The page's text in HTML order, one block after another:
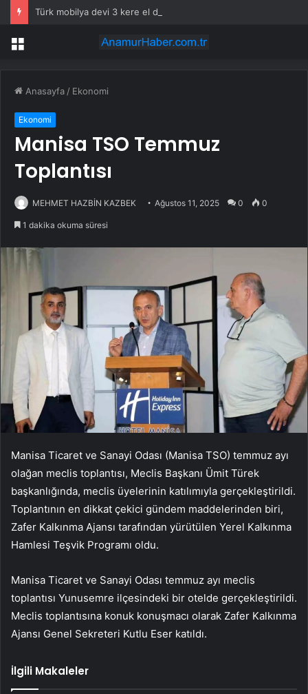
Türk mobilya devi 3 kere el değiştirdi, artık resmen satıldı
Menü
Anasayfa / Ekonomi
Ekonomi
Manisa TSO Temmuz
Toplantısı
MEHMET HAZBİN KAZBEK Ağustos 11, 2025 0 0
1 dakika okuma süresi
Manisa Ticaret ve Sanayi Odası (Manisa TSO) temmuz ayı
olağan meclis toplantısı, Meclis Başkanı Ümit Türek
başkanlığında, meclis üyelerinin katılımıyla gerçekleştirildi.
Toplantının en dikkat çekici gündem maddelerinden biri,
Zafer Kalkınma Ajansı tarafından yürütülen Yerel Kalkınma
Hamlesi Teşvik Programı oldu.
Manisa Ticaret ve Sanayi Odası temmuz ayı meclis
toplantısı Yunusemre ilçesindeki bir otelde gerçekleştirildi.
Meclis toplantısına konuk konuşmacı olarak Zafer Kalkınma
Ajansı Genel Sekreteri Kutlu Eser katıldı.
İlgili Makaleler